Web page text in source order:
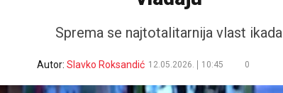
Sprema se najtotalitarnija vlast ikada
Autor: Slavko Roksandić 12.05.2026. 10:45 0